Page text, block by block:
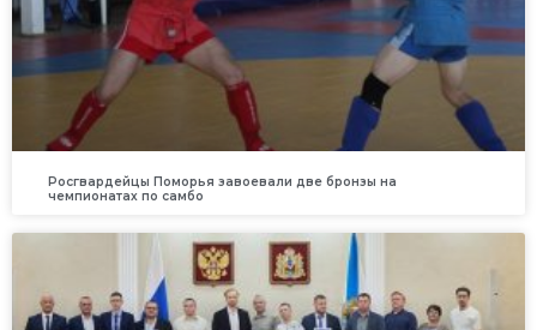
Росгвардейцы Поморья завоевали две бронзы на
чемпионатах по самбо